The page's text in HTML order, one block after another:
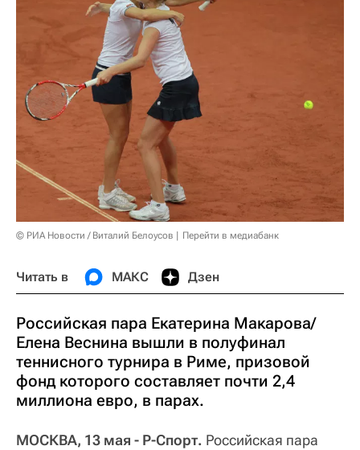
© РИА Новости / Виталий Белоусов Перейти в медиабанк
Читать в МАКС Дзен
Российская пара Екатерина Макарова/
Елена Веснина вышли в полуфинал
теннисного турнира в Риме, призовой
фонд которого составляет почти 2,4
миллиона евро, в парах.
МОСКВА, 13 мая - Р-Спорт. Российская пара